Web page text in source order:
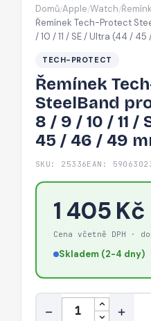
Domů/Apple/Watch/
Řemínek Tech-Protect
/ 10 / 11 / SE / Ultra (44 /
TECH-PROTECT
Řemínek
SteelBand
8 / 9 / 10 / 11 /
45 / 46 / 49
SKU: 25336EAN:
1 405 Kč
Cena včetně DPH ·
Skladem (2-4 dny)
Množství
− +